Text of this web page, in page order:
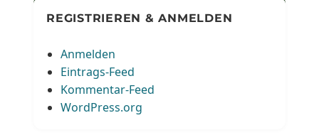
REGISTRIEREN & ANMELDEN
Anmelden
Eintrags-Feed
Kommentar-Feed
WordPress.org